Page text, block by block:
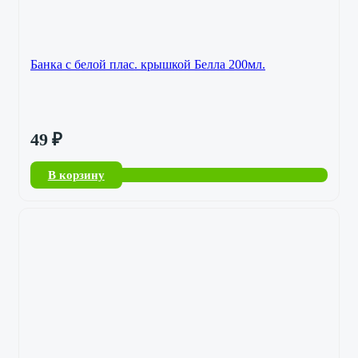
Банка с белой плас. крышкой Белла 200мл.
49 ₽
В корзину